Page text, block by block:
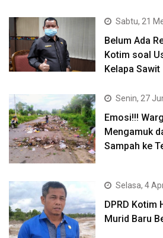
Sabtu, 21
Belum Ada
Kotim soal
Kelapa Sawit
Senin, 27
Emosi!!!
Mengamuk
Sampah ke
Selasa, 4
DPRD Kotim
Murid Baru